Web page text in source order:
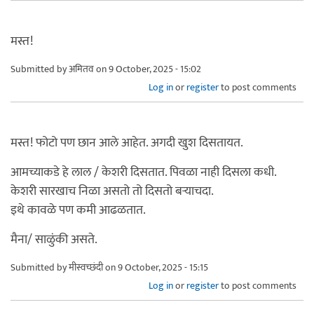
मस्त!
Submitted byअमितवon 9 October, 2025 - 15:02
Log inorregisterto post comments
मस्त! फोटो पण छान आले आहेत. अगदी खुश दिसतायत.
आमच्याकडे हे लाल / केशरी दिसतात. पिवळा नाही दिसला कधी.
केशरी सारखाच निळा असतो तो दिसतो बऱ्याचदा.
इथे कावळे पण कमी आढळतात.
मैना/ साळुंकी असते.
Submitted byमीस्वच्छंदीon 9 October, 2025 - 15:15
Log inorregisterto post comments